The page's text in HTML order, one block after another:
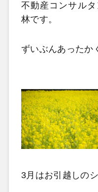
不動産コンサル
林です。
ずいぶんあったか
3月はお引越しの